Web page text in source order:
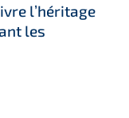
l’héritage
les